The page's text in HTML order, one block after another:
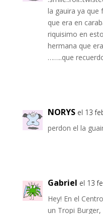
la gauira ya que
que era en
riquisimo en
hermana que
……..que
NORYS el 13
perdon el la
Gabriel el 13
Hey! En el
un Tropi